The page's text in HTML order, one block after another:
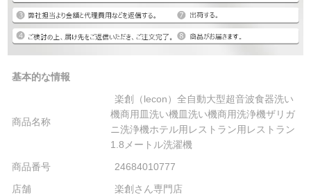
基本的な情報
商品名称
楽創（lecon）全自動大型超音波食器洗い
機商用皿洗い機皿洗い機商用洗浄機ザリガ
ニ洗浄機ホテル用レストラン用レストラン
1.8メートル洗濯機
商品番号
24684010777
店舗
楽創さん専門店